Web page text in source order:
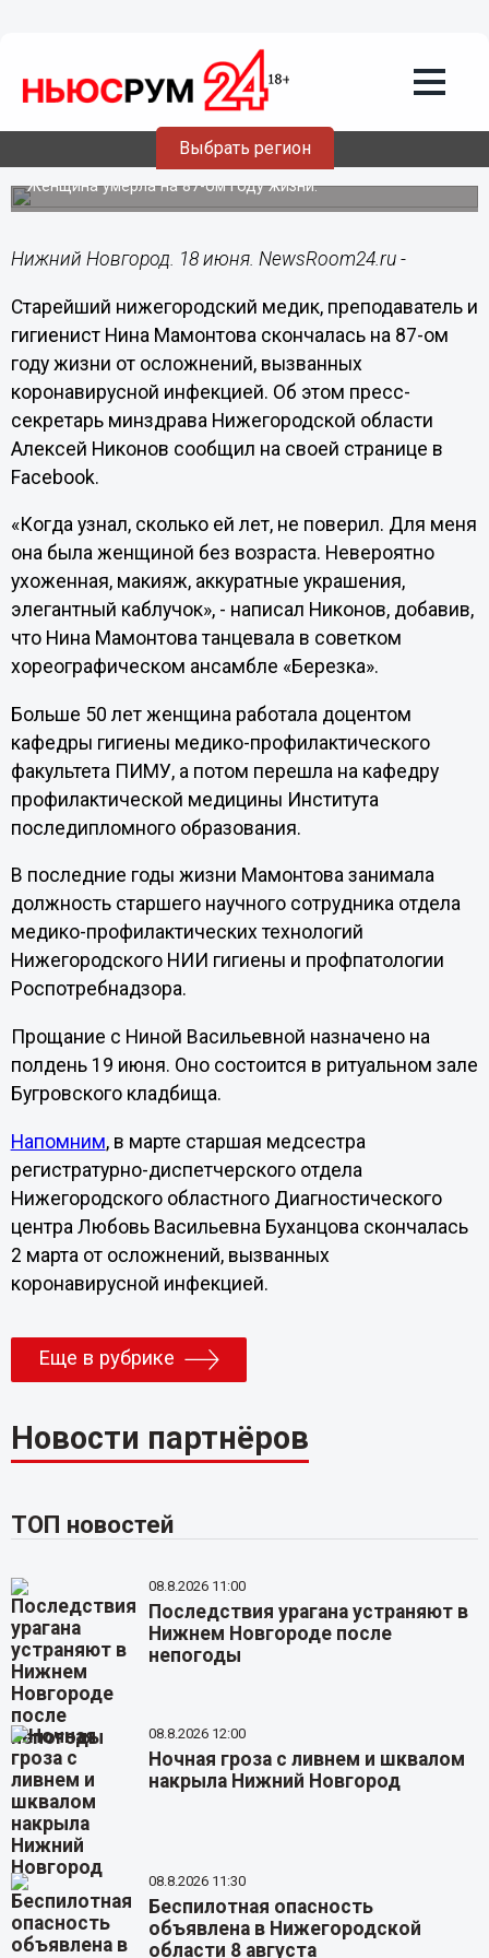
Выбрать регион
18.06.202111:40
Старейший нижегородский медик Нина
Мамонтова скончалась от COVID-19
Женщина умерла на 87-ом году жизни.
Нижний Новгород. 18 июня. NewsRoom24.ru -
Старейший нижегородский медик, преподаватель и
гигиенист Нина Мамонтова скончалась на 87-ом
году жизни от осложнений, вызванных
коронавирусной инфекцией. Об этом пресс-
секретарь минздрава Нижегородской области
Алексей Никонов сообщил на своей странице в
Facebook.
«Когда узнал, сколько ей лет, не поверил. Для меня
она была женщиной без возраста. Невероятно
ухоженная, макияж, аккуратные украшения,
элегантный каблучок», - написал Никонов, добавив,
что Нина Мамонтова танцевала в советком
хореографическом ансамбле «Березка».
Больше 50 лет женщина работала доцентом
кафедры гигиены медико-профилактического
факультета ПИМУ, а потом перешла на кафедру
профилактической медицины Института
последипломного образования.
В последние годы жизни Мамонтова занимала
должность старшего научного сотрудника отдела
медико-профилактических технологий
Нижегородского НИИ гигиены и профпатологии
Роспотребнадзора.
Прощание с Ниной Васильевной назначено на
полдень 19 июня. Оно состоится в ритуальном зале
Бугровского кладбища.
Напомним, в марте старшая медсестра
регистратурно-диспетчерского отдела
Нижегородского областного Диагностического
центра Любовь Васильевна Буханцова скончалась
2 марта от осложнений, вызванных
коронавирусной инфекцией.
Еще в рубрике
Новости партнёров
ТОП новостей
08.8.2026 11:00
Последствия урагана устраняют в
Нижнем Новгороде после
непогоды
08.8.2026 12:00
Ночная гроза с ливнем и шквалом
накрыла Нижний Новгород
08.8.2026 11:30
Беспилотная опасность
объявлена в Нижегородской
области 8 августа